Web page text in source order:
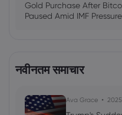
Gold Purchase After
Paused Amid IMF Pressure
US Economy on
नवीनतम समाचार
Ava Grace